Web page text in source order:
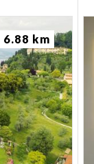
6.88 km